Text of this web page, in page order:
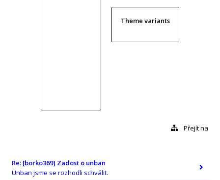
Theme variants
Přejít na
Re: [borko369] Zadost o unban
Unban jsme se rozhodli schválit.